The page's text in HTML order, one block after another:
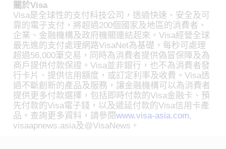
關於Visa
Visa是全球性的支付科技公司，透過快速、安全及可
靠的電子支付，將超過200個國家及地區的消費者、
企業、金融機構及政府機關連結起來。Visa經營全球
最先進的支付處理網路VisaNet為基礎，每秒可處理
超過56,000筆交易，同時為消費者提供偽冒保障及為
商戶提供付款保證。Visa並非銀行，也不為消費者發
行卡片、提供信用額度，或訂定利率及收費。Visa透
過不斷創新的產品及服務，讓金融機構可以為消費者
提供更多付款選擇，包括即時付款的Visa金融卡、預
先付款的Visa電子錢，以及遞延付款的Visa信用卡產
品。查詢更多資料，請參閱www.visa-asia.com,
visaapnews.asia及@VisaNews。